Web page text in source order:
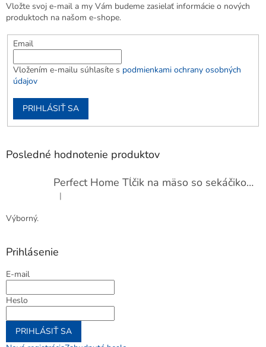
Vložte svoj e-mail a my Vám budeme zasielať informácie o nových
produktoch na našom e-shope.
Email
Vložením e-mailu súhlasíte s podmienkami ochrany osobných
údajov
PRIHLÁSIŤ SA
Posledné hodnotenie produktov
Perfect Home Tĺčik na mäso so sekáčikom, 56893
Hodnotenie produktu je 5 z 5 hviezdičiek.
|
Výborný.
Prihlásenie
E-mail
Heslo
PRIHLÁSIŤ SA